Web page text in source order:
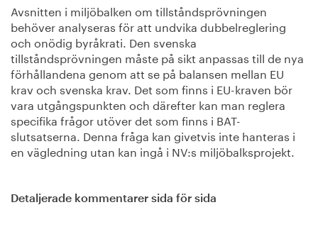
Avsnitten i miljöbalken om tillståndsprövningen
behöver analyseras för att undvika dubbelreglering
och onödig byråkrati. Den svenska
tillståndsprövningen måste på sikt anpassas till de nya
förhållandena genom att se på balansen mellan EU
krav och svenska krav. Det som finns i EU-kraven bör
vara utgångspunkten och därefter kan man reglera
specifika frågor utöver det som finns i BAT-
slutsatserna. Denna fråga kan givetvis inte hanteras i
en vägledning utan kan ingå i NV:s miljöbalksprojekt.
Detaljerade kommentarer sida för sida